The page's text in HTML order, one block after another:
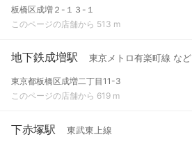
板橋区成増２-１３-１
このページの店舗から 513 m
地下鉄成増駅 東京メトロ有楽町線 など
東京都板橋区成増二丁目11-3
このページの店舗から 619 m
下赤塚駅 東武東上線